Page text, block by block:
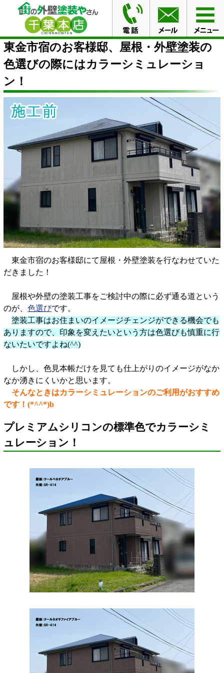
HOME ブログ
東金市宿のお客様邸、屋根・外壁塗装の
色選びの際にはカラーシミュレーション！
東金市宿のお客様邸、屋根・外壁塗装の
色選びの際にはカラーシミュレーショ
ン！
東金市宿のお客様邸にて屋根・外壁塗装を行なわせていた
だきました！
屋根や外壁の塗装工事をご検討中の際に必ず通る道という
のが、 色選びです。
塗装工事はお住まいのイメージチェンジができる機会でも
ありますので、印象を変えたいという方は色選びも慎重に行
ないたいですよね(^^)
しかし、色見本帳だけを見ても仕上がりのイメージがなか
なか湧きにくいかと思います。
そんなときはカラーシミュレーションのご利用がおすすめ
です！(*^^*)b
プレミアムシリコンの標準色でカラーシミ
ュレーション！